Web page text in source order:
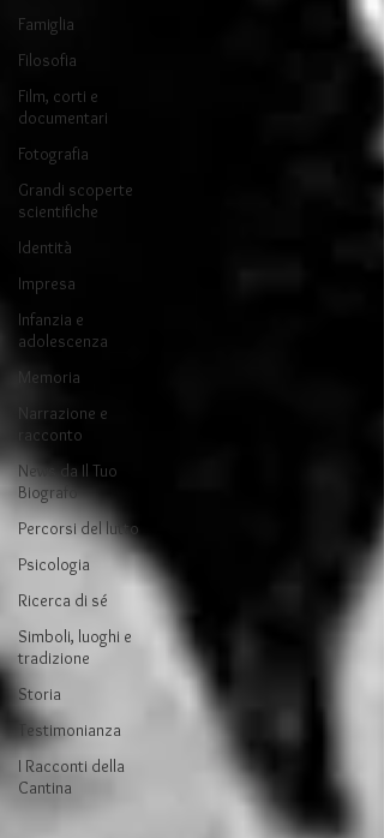
Famiglia
Filosofia
Film, corti e
documentari
Fotografia
Grandi scoperte
scientifiche
Identità
Impresa
Infanzia e
adolescenza
Memoria
Narrazione e
racconto
News da Il Tuo
Biografo
Percorsi del lutto
Psicologia
Ricerca di sé
Simboli, luoghi e
tradizione
Storia
Testimonianza
I Racconti della
Cantina